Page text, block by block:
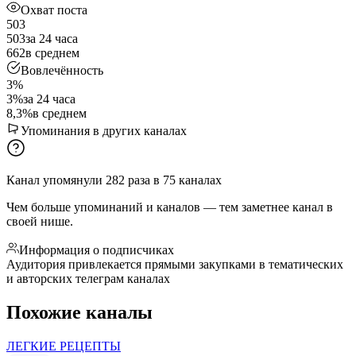
Охват поста
503
503за 24 часа
662в среднем
Вовлечённость
3%
3%за 24 часа
8,3%в среднем
Упоминания в других каналах
Канал упомянули 282 раза в 75 каналах
Чем больше упоминаний и каналов — тем заметнее канал в
своей нише.
Информация о подписчиках
Аудитория привлекается прямыми закупками в тематических
и авторских телеграм каналах
Похожие каналы
ЛЕГКИЕ РЕЦЕПТЫ